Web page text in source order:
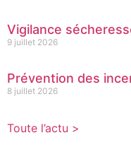
Vigilance
9 juillet 2026
Prévention des
8 juillet 2026
Toute l’actu >